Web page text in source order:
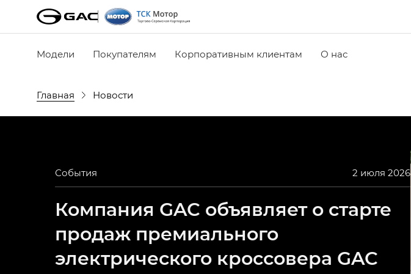
Модели Покупателям Корпоративным клиентам О нас
Главная Новости
События 2 июля 2026
Компания GAC объявляет о старте
продаж премиального
электрического кроссовера GAC